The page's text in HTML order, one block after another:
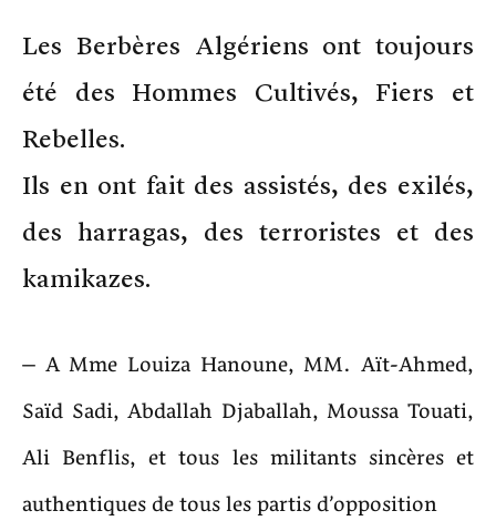
Les Berbères Algériens ont toujours
été des Hommes Cultivés, Fiers et
Rebelles.
Ils en ont fait des assistés, des exilés,
des harragas, des terroristes et des
kamikazes.
– A Mme Louiza Hanoune, MM. Aït-Ahmed,
Saïd Sadi, Abdallah Djaballah, Moussa Touati,
Ali Benflis, et tous les militants sincères et
authentiques de tous les partis d’opposition